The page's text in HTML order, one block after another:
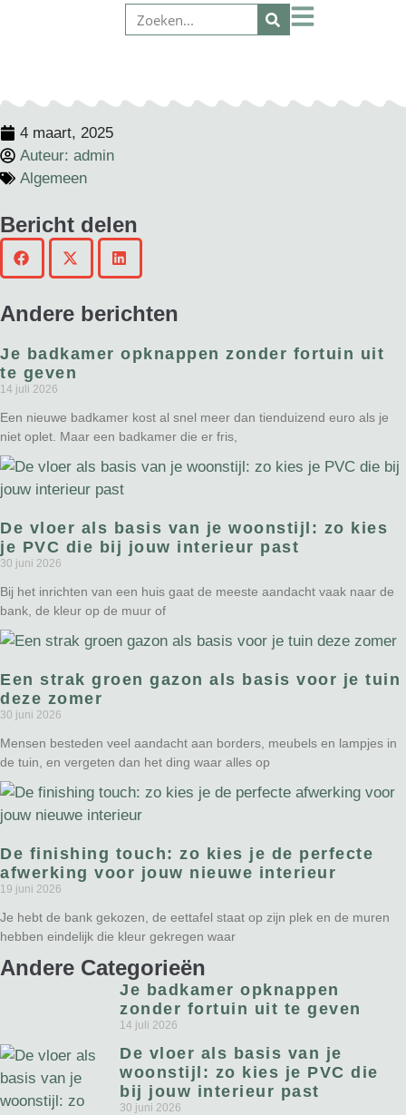
4 maart, 2025
Auteur: admin
Algemeen
Bericht delen
Andere berichten
Je badkamer opknappen zonder fortuin uit
te geven
14 juli 2026
Een nieuwe badkamer kost al snel meer dan tienduizend euro als je
niet oplet. Maar een badkamer die er fris,
De vloer als basis van je woonstijl: zo kies
je PVC die bij jouw interieur past
30 juni 2026
Bij het inrichten van een huis gaat de meeste aandacht vaak naar de
bank, de kleur op de muur of
Een strak groen gazon als basis voor je tuin
deze zomer
30 juni 2026
Mensen besteden veel aandacht aan borders, meubels en lampjes in
de tuin, en vergeten dan het ding waar alles op
De finishing touch: zo kies je de perfecte
afwerking voor jouw nieuwe interieur
19 juni 2026
Je hebt de bank gekozen, de eettafel staat op zijn plek en de muren
hebben eindelijk die kleur gekregen waar
Andere Categorieën
Je badkamer opknappen
zonder fortuin uit te geven
14 juli 2026
De vloer als basis van je
woonstijl: zo kies je PVC die
bij jouw interieur past
30 juni 2026